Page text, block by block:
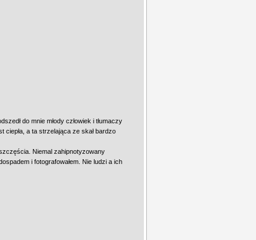
do mnie młody człowiek i tłumaczy
ciepła, a ta strzelająca ze skał bardzo
Niemal zahipnotyzowany
i fotografowałem. Nie ludzi a ich